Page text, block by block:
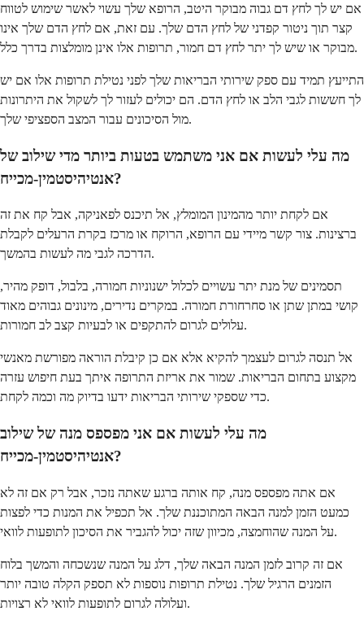
אם יש לך לחץ דם גבוה מבוקר היטב, הרופא שלך עשוי לאשר שימוש לטווח
קצר תוך ניטור קפדני של לחץ הדם שלך. עם זאת, אם לחץ הדם שלך אינו
מבוקר או שיש לך יתר לחץ דם חמור, תרופות אלו אינן מומלצות בדרך כלל.
התייעץ תמיד עם ספק שירותי הבריאות שלך לפני נטילת תרופות אלו אם יש
לך חששות לגבי הלב או לחץ הדם. הם יכולים לעזור לך לשקול את היתרונות
מול הסיכונים עבור המצב הספציפי שלך.
מה עלי לעשות אם אני משתמש בטעות ביותר מדי שילוב של
אנטיהיסטמין-מכייח?
אם לקחת יותר מהמינון המומלץ, אל תיכנס לפאניקה, אבל קח את זה
ברצינות. צור קשר מיידי עם הרופא, הרוקח או מרכז בקרת הרעלים לקבלת
הדרכה לגבי מה לעשות בהמשך.
תסמינים של מנת יתר עשויים לכלול ישנוניות חמורה, בלבול, דופק מהיר,
קושי במתן שתן או סחרחורת חמורה. במקרים נדירים, מינונים גבוהים מאוד
עלולים לגרום להתקפים או לבעיות קצב לב חמורות.
אל תנסה לגרום לעצמך להקיא אלא אם כן קיבלת הוראה מפורשת מאנשי
מקצוע בתחום הבריאות. שמור את אריזת התרופה איתך בעת חיפוש עזרה
כדי שספקי שירותי הבריאות ידעו בדיוק מה וכמה לקחת.
מה עלי לעשות אם אני מפספס מנה של שילוב
אנטיהיסטמין-מכייח?
אם אתה מפספס מנה, קח אותה ברגע שאתה נזכר, אבל רק אם זה לא
כמעט הזמן למנה הבאה המתוכננת שלך. אל תכפיל את המנות כדי לפצות
על המנה שהוחמצה, מכיוון שזה יכול להגביר את הסיכון לתופעות לוואי.
אם זה קרוב לזמן המנה הבאה שלך, דלג על המנה שנשכחה והמשך בלוח
הזמנים הרגיל שלך. נטילת תרופות נוספות לא תספק הקלה טובה יותר
ועלולה לגרום לתופעות לוואי לא רצויות.